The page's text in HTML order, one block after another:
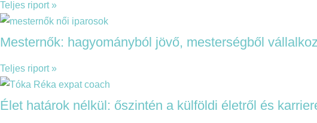
Teljes riport »
Mesternők: hagyományból jövő, mesterségből
Teljes riport »
Élet határok nélkül: őszintén a külföldi életről és